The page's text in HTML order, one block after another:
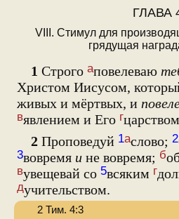
ГЛАВА
VIII. Стимул для
грядущая
1 Строго аповелеваю
Христом Иисусом,
живых и мёртвых, и
вявлением и Его г
2 Проповедуй 1аслово; 2
3вовремя и не вовремя; б
вувещевай со 5всяким г
дучительством.
2 Тим. 4:3